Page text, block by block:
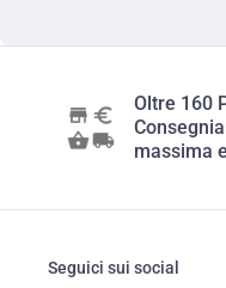
Oltre 160
massima
Seguici sui social